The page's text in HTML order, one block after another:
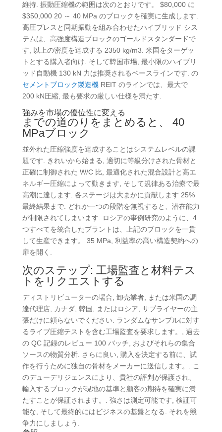
維持. 振動圧縮機の範囲は次のとおりです。 $80,000 に
$350,000 20 ～ 40 MPa のブロックを確実に生成します.
高圧プレスと同期振動を組み合わせたハイブリッド シス
テムは、高強度構造ブロックのゴールドスタンダードで
す, 以上の密度を達成する 2350 kg/m3. 米国をターゲッ
トとする購入者向け. そして韓国市場, 最小限のハイブリ
ッド自動機 130 kN 力は推奨されるベースラインです. の
セメントブロック製造機 REIT のラインでは、最大で
200 kN圧縮, 最も要求の厳しい仕様を満たす.
強みを市場の優位性に変える
までの道のりをまとめると、 40
MPaブロック
並外れた圧縮強度を達成することはシステムレベルの課
題です. きれいから始まる, 適切に等級分けされた骨材と
正確に制御された W/C 比, 最適化された混合設計と高エ
ネルギー圧縮によって動きます, そして規律ある治療で最
高潮に達します. 各ステージは大まかに貢献します 25%
最終結果まで. どれか一つの段階を無視すると、潜在能力
が制限されてしまいます. ロシアの事例研究のように、4
つすべてを統合したプラントは、上記のブロックを一貫
して生産できます。 35 MPa, 利益率の高い構造契約への
扉を開く.
次のステップ: 工場監査と材料テス
トをリクエストする
ディストリビューターの場合, 卸売業者, または米国の調
達代理店, カナダ, 韓国, またはロシア, サプライヤーの主
張だけに頼らないでください. ランダムなサンプルに対す
るライブ圧縮テストを含む工場監査を要求します。, 過去
の QC 記録のレビュー 100 バッチ, およびそれらの集合
ソースの物質分析. さらに良い, 購入を決定する前に、試
作を行うために独自の骨材をメーカーに送信します。. こ
のデューデリジェンスにより、貴社の評判が保護され、
輸入するブロックが現地の基準と顧客の期待を確実に満
たすことが保証されます。. 強さは測定可能です, 検証可
能な, そして最終的にはビジネスの基盤となる. それを競
争力にしましょう.